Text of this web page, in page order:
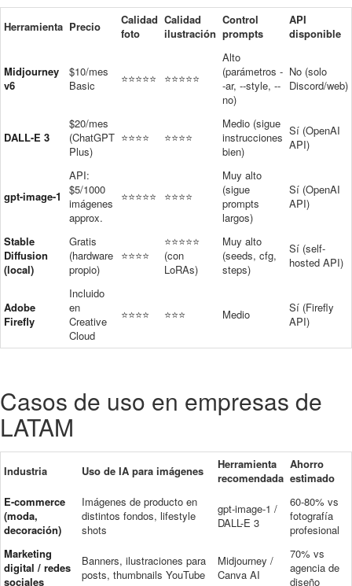
Herramienta Precio
Calidad
foto
Calidad
ilustración
Control
prompts
API
disponible
Midjourney
v6
$10/mes
Basic
⭐⭐⭐⭐⭐ ⭐⭐⭐⭐⭐
Alto
(parámetros -
-ar, --style, --
no)
No (solo
Discord/web)
DALL-E 3
$20/mes
(ChatGPT
Plus)
⭐⭐⭐⭐ ⭐⭐⭐⭐
Medio (sigue
instrucciones
bien)
Sí (OpenAI
API)
gpt-image-1
API:
$5/1000
imágenes
approx.
⭐⭐⭐⭐⭐ ⭐⭐⭐⭐
Muy alto
(sigue
prompts
largos)
Sí (OpenAI
API)
Stable
Diffusion
(local)
Gratis
(hardware
propio)
⭐⭐⭐⭐
⭐⭐⭐⭐⭐
(con
LoRAs)
Muy alto
(seeds, cfg,
steps)
Sí (self-
hosted API)
Adobe
Firefly
Incluido
en
Creative
Cloud
⭐⭐⭐⭐ ⭐⭐⭐ Medio
Sí (Firefly
API)
Casos de uso en empresas de
LATAM
Industria Uso de IA para imágenes
Herramienta
recomendada
Ahorro
estimado
E-commerce
(moda,
decoración)
Imágenes de producto en
distintos fondos, lifestyle
shots
gpt-image-1 /
DALL-E 3
60-80% vs
fotografía
profesional
Marketing
digital / redes
sociales
Banners, ilustraciones para
posts, thumbnails YouTube
Midjourney /
Canva AI
70% vs
agencia de
diseño